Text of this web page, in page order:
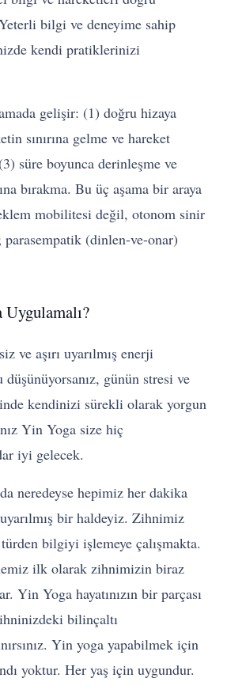
bilgi ve deneyime sahip
kendi pratiklerinizi
gelişir: (1) doğru hizaya
sınırına gelme ve hareket
süre boyunca derinleşme ve
bırakma. Bu üç aşama bir araya
mobilitesi değil, otonom sinir
(dinlen-ve-onar)
ve aşırı uyarılmış enerji
düşünüyorsanız, günün stresi ve
kendinizi sürekli olarak yorgun
Yin Yoga size hiç
iyi gelecek.
neredeyse hepimiz her dakika
bir haldeyiz. Zihnimiz
türden bilgiyi işlemeye çalışmakta.
ilk olarak zihnimizin biraz
Yin Yoga hayatınızın bir parçası
bilinçaltı
Yin yoga yapabilmek için
yoktur. Her yaş için uygundur.